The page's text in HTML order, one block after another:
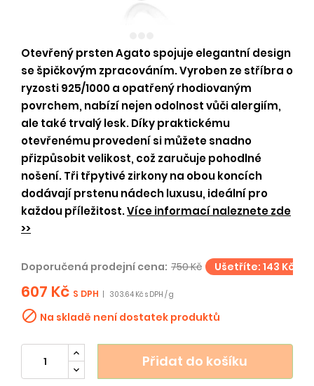
Otevřený prsten Agato spojuje elegantní design
se špičkovým zpracováním. Vyroben ze stříbra o
ryzosti 925/1000 a opatřený rhodiovaným
povrchem, nabízí nejen odolnost vůči alergiím,
ale také trvalý lesk. Díky praktickému
otevřenému provedení si můžete snadno
přizpůsobit velikost, což zaručuje pohodlné
nošení. Tři třpytivé zirkony na obou koncích
dodávají prstenu nádech luxusu, ideální pro
každou příležitost.Více informací naleznete zde
>>
Doporučená prodejní cena: 750 Kč Ušetříte: 143 Kč
607 Kč S DPH 303.64 Kč s DPH / g
 Na skladě není dostatek produktů
Přidat do košíku